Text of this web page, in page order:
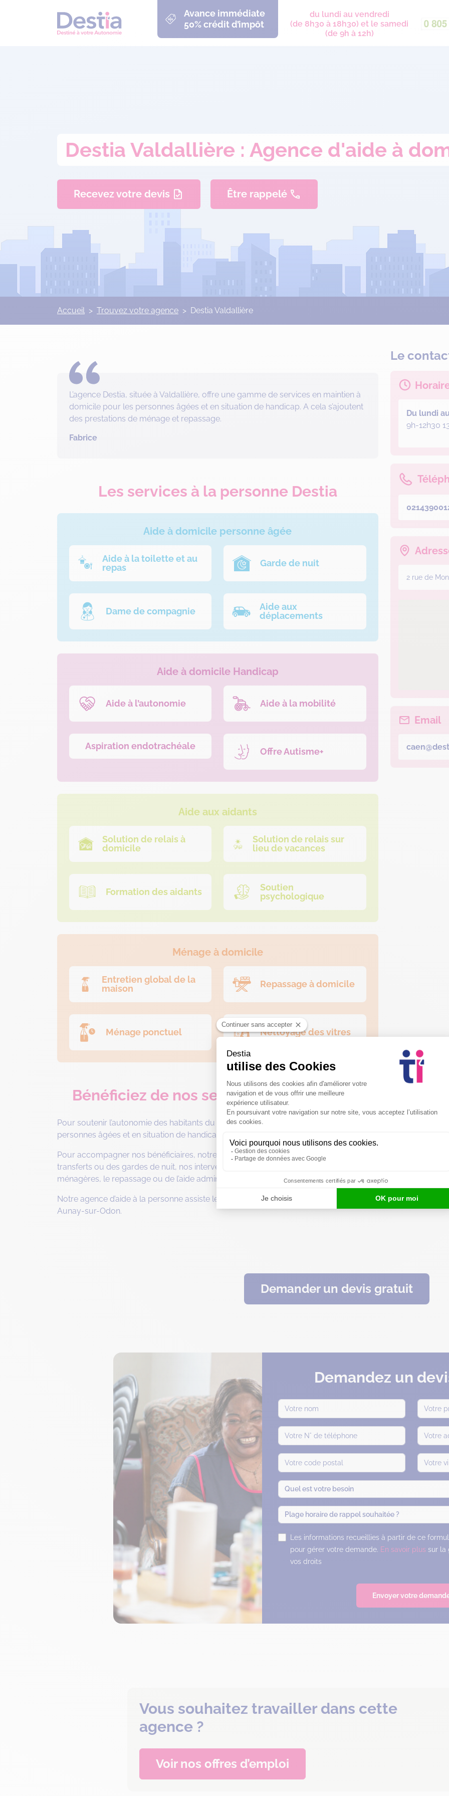
Avance immédiate
50% crédit d’impôt
du lundi au vendredi
(de 8h30 à 18h30) et le samedi
(de 9h à 12h)
Destia Valdallière : Agence d'aide à
Recevez votre devis Être rappelé
Accueil > Trouvez votre agence > Destia Valdallière
L’agence Destia, située à Valdallière, offre une gamme de services en maintien à
domicile pour les personnes âgées et en situation de handicap. A cela s’ajoutent
des prestations de ménage et repassage.
Fabrice
Les services à la personne Destia
Aide à domicile personne âgée
Aide à la toilette et au
repas
Garde de nuit
Dame de compagnie
Aide aux
déplacements
Aide à domicile Handicap
Aide à l’autonomie Aide à la mobilité
Aspiration endotrachéale
Offre Autisme+
Aide aux aidants
Solution de relais à
domicile
Solution de relais sur
lieu de vacances
Formation des aidants
Soutien
psychologique
Ménage à domicile
Entretien global de la
maison
Repassage à domicile
Ménage ponctuel Nettoyage des vitres
Le
Du lundi
9h-12h30
2 rue de
Email
Bénéficiez de nos services d’aide à domicile et de
Pour soutenir l’autonomie des habitants du Calvados, Destia Valdallière propose des services de
personnes âgées et en situation de handicap.
Pour accompagner nos bénéficiaires, notre agence fait appel à des auxiliaires de vie qualifiées et
transferts ou des gardes de nuit, nos intervenants sont également à même de prendre en charge la
ménagères, le repassage ou de l’aide administrative.
Notre agence d’aide à la personne assiste les Valdalliérois 24 heures/24 et 7 jours/ 7 et intervient
Aunay-sur-Odon.
Demander un devis gratuit
Demandez un
Quel est votre besoin
Plage horaire de rappel souhaitée ?
Les informations recueillies à partir de ce
pour gérer votre demande. En savoir plus sur la
vos droits
Envoyer votre
Vous souhaitez travailler dans cette
agence ?
Voir nos offres d’emploi